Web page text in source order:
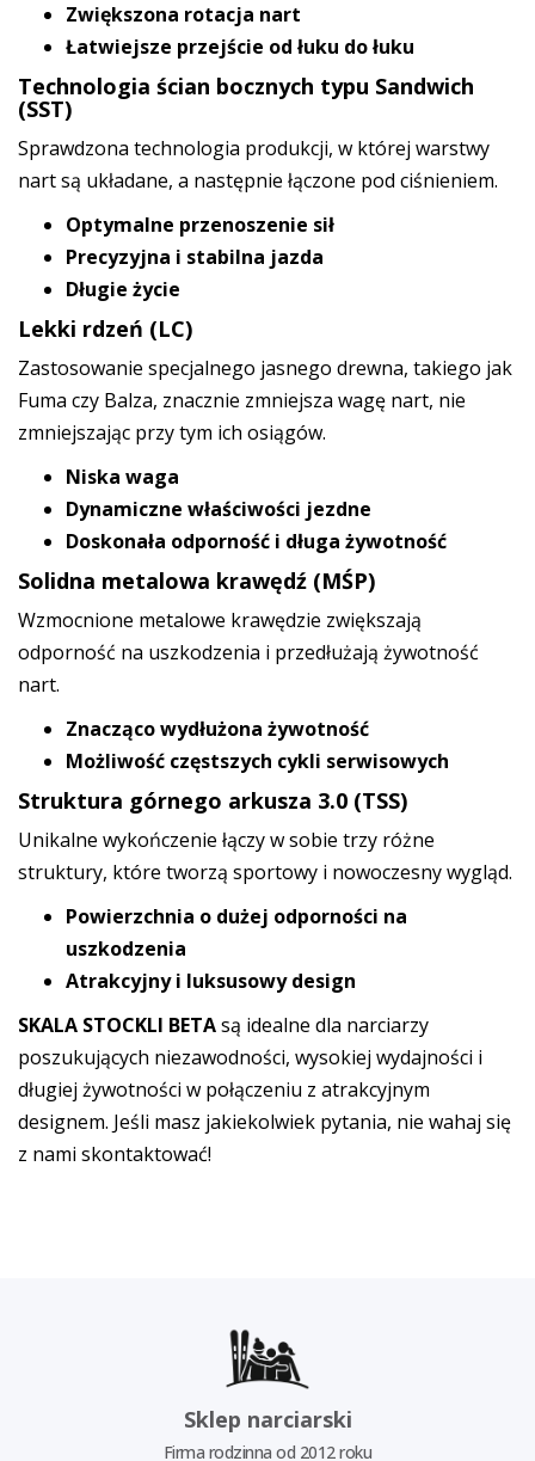
Zwiększona rotacja nart
Łatwiejsze przejście od łuku do łuku
Technologia ścian bocznych typu Sandwich
(SST)
Sprawdzona technologia produkcji, w której warstwy
nart są układane, a następnie łączone pod ciśnieniem.
Optymalne przenoszenie sił
Precyzyjna i stabilna jazda
Długie życie
Lekki rdzeń (LC)
Zastosowanie specjalnego jasnego drewna, takiego jak
Fuma czy Balza, znacznie zmniejsza wagę nart, nie
zmniejszając przy tym ich osiągów.
Niska waga
Dynamiczne właściwości jezdne
Doskonała odporność i długa żywotność
Solidna metalowa krawędź (MŚP)
Wzmocnione metalowe krawędzie zwiększają
odporność na uszkodzenia i przedłużają żywotność
nart.
Znacząco wydłużona żywotność
Możliwość częstszych cykli serwisowych
Struktura górnego arkusza 3.0 (TSS)
Unikalne wykończenie łączy w sobie trzy różne
struktury, które tworzą sportowy i nowoczesny wygląd.
Powierzchnia o dużej odporności na
uszkodzenia
Atrakcyjny i luksusowy design
SKALA STOCKLI BETAsą idealne dla narciarzy
poszukujących niezawodności, wysokiej wydajności i
długiej żywotności w połączeniu z atrakcyjnym
designem. Jeśli masz jakiekolwiek pytania, nie wahaj się
z nami skontaktować!
Sklep narciarski
Firma rodzinna od 2012 roku